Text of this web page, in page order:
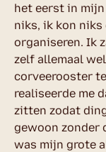
het eerst in
niks, ik kon niks
organiseren. Ik
zelf allemaal
corveerooster
realiseerde me
zitten zodat
gewoon zonder
was mijn grote